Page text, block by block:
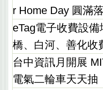
r Home Day 圓滿
eTag電子收費設
橋、白河、善化收
台中資訊月開展
電氣二輪車天天抽